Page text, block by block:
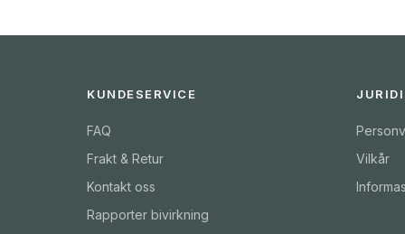
KUNDESERVICE
FAQ
Frakt & Retur
Kontakt oss
Rapporter bivirkning
Vilkår